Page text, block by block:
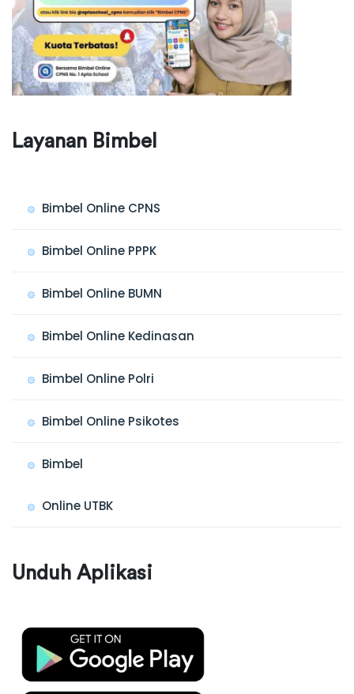
Layanan Bimbel
Bimbel Online CPNS
Bimbel Online PPPK
Bimbel Online BUMN
Bimbel Online Kedinasan
Bimbel Online Polri
Bimbel Online Psikotes
Bimbel
Online UTBK
Unduh Aplikasi